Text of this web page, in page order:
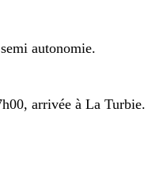
autonomie.
arrivée à La Turbie.